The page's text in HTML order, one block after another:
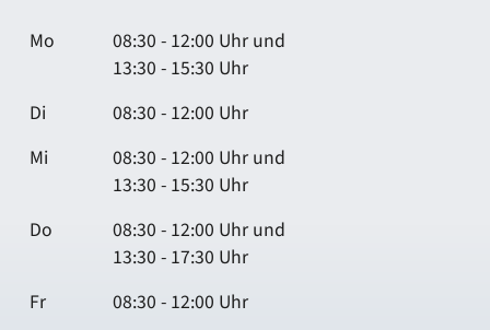
Mo
08:30 - 12:00 Uhr und
13:30 - 15:30 Uhr
Di
08:30 - 12:00 Uhr
Mi
08:30 - 12:00 Uhr und
13:30 - 15:30 Uhr
Do
08:30 - 12:00 Uhr und
13:30 - 17:30 Uhr
Fr
08:30 - 12:00 Uhr